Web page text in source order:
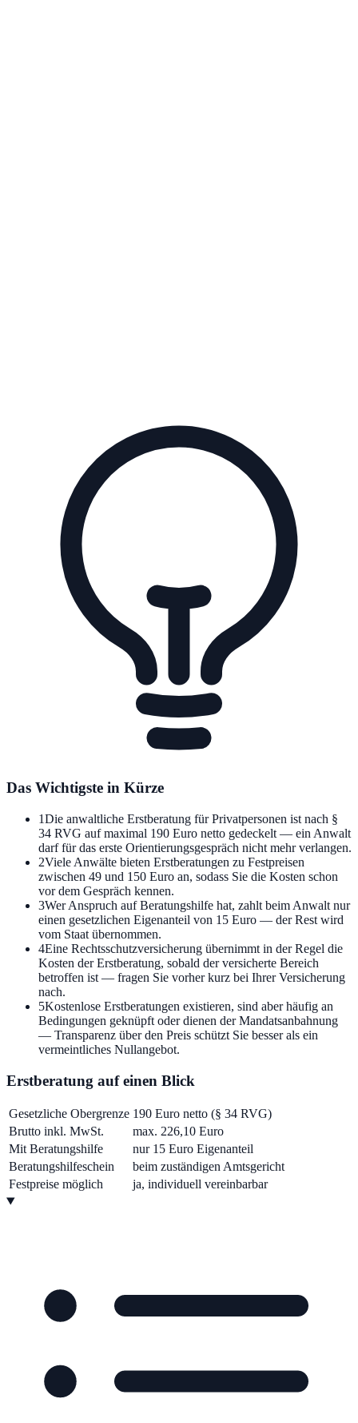
Das Wichtigste in Kürze
1Die anwaltliche Erstberatung für Privatpersonen ist nach §
34 RVG auf maximal 190 Euro netto gedeckelt — ein Anwalt
darf für das erste Orientierungsgespräch nicht mehr verlangen.
2Viele Anwälte bieten Erstberatungen zu Festpreisen
zwischen 49 und 150 Euro an, sodass Sie die Kosten schon
vor dem Gespräch kennen.
3Wer Anspruch auf Beratungshilfe hat, zahlt beim Anwalt nur
einen gesetzlichen Eigenanteil von 15 Euro — der Rest wird
vom Staat übernommen.
4Eine Rechtsschutzversicherung übernimmt in der Regel die
Kosten der Erstberatung, sobald der versicherte Bereich
betroffen ist — fragen Sie vorher kurz bei Ihrer Versicherung
nach.
5Kostenlose Erstberatungen existieren, sind aber häufig an
Bedingungen geknüpft oder dienen der Mandatsanbahnung
— Transparenz über den Preis schützt Sie besser als ein
vermeintliches Nullangebot.
Erstberatung auf einen Blick
Gesetzliche Obergrenze 190 Euro netto (§ 34 RVG)
Brutto inkl. MwSt.
max. 226,10 Euro
Mit Beratungshilfe
nur 15 Euro Eigenanteil
Beratungshilfeschein
beim zuständigen Amtsgericht
Festpreise möglich
ja, individuell vereinbarbar